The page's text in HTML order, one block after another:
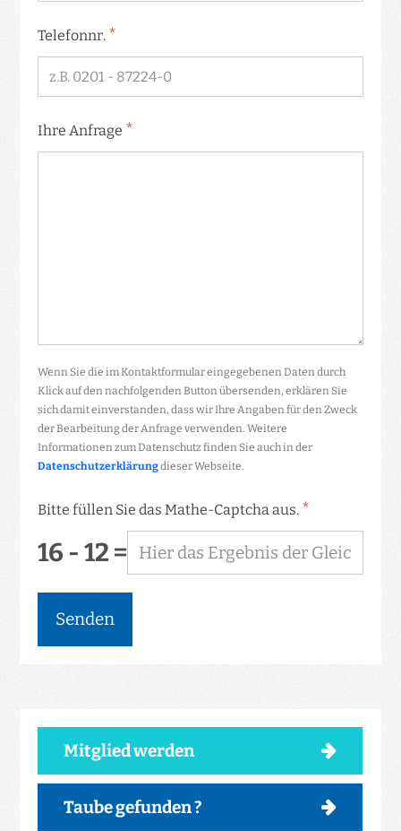
Telefonnr. *
Ihre Anfrage *
Wenn Sie die im Kontaktformular eingegebenen Daten durch
Klick auf den nachfolgenden Button übersenden, erklären Sie
sich damit einverstanden, dass wir Ihre Angaben für den Zweck
der Bearbeitung der Anfrage verwenden. Weitere
Informationen zum Datenschutz finden Sie auch in der
Datenschutzerklärungdieser Webseite.
Bitte füllen Sie das Mathe-Captcha aus. *
16 - 12 =
Senden
Mitglied werden
Taube gefunden ?